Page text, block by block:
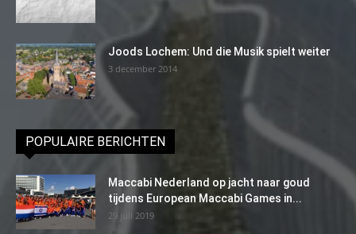
Joods Lochem: Und die Musik spielt weiter
3 december 2014
POPULAIRE BERICHTEN
Maccabi Nederland op jacht naar goud
tijdens European Maccabi Games in...
29 juli 2019